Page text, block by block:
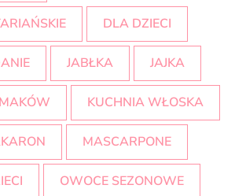
DLA DZIECI
JABŁKA JAJKA
KUCHNIA WŁOSKA
MASCARPONE
OWOCE SEZONOWE